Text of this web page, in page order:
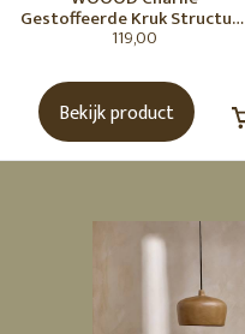
Gestoffeerde Kruk Structuur
Stof Karamelbruin [Fsc]
119,00
Bekijk product